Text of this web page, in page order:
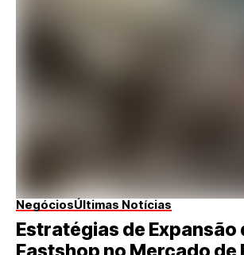
NegóciosÚltimas Notícias
Estratégias de Expansão